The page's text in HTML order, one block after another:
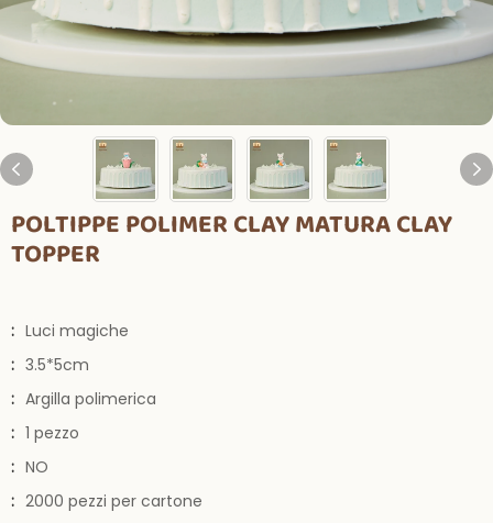
POLTIPPE POLIMER CLAY MATURA CLAY
TOPPER
: Luci magiche
: 3.5*5cm
: Argilla polimerica
: 1 pezzo
: NO
: 2000 pezzi per cartone